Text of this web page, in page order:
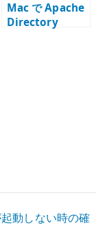
Mac で Apache
Directory
動しない時の確